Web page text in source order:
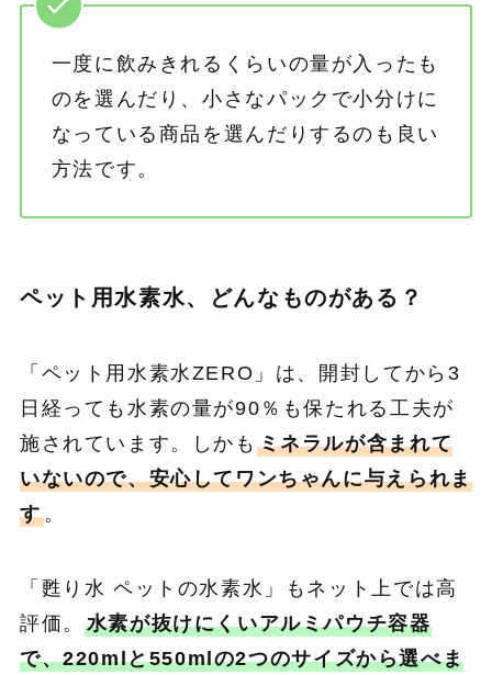
一度に飲みきれるくらいの量が入ったも
のを選んだり、小さなパックで小分けに
なっている商品を選んだりするのも良い
方法です。
ペット用水素水、どんなものがある？
「ペット用水素水ZERO」は、開封してから3
日経っても水素の量が90％も保たれる工夫が
施されています。しかも ミネラルが含まれて
いないので、安心してワンちゃんに与えられま
す。
「甦り水 ペットの水素水」もネット上では高
評価。 水素が抜けにくいアルミパウチ容器
で、220mlと550mlの2つのサイズから選べま